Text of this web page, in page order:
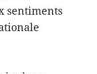
sentiments